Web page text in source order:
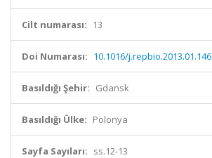
Cilt numarası: 13
Doi Numarası: 10.1016/j.repbio.2013.01.146
Basıldığı Şehir: Gdansk
Basıldığı Ülke: Polonya
Sayfa Sayıları: ss.12-13